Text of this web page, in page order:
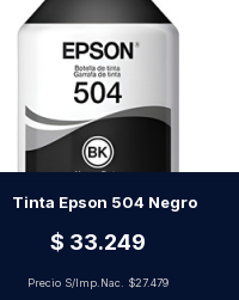
Tinta Epson 504 Negro
$ 33.249
Precio S/Imp.Nac. $27.479